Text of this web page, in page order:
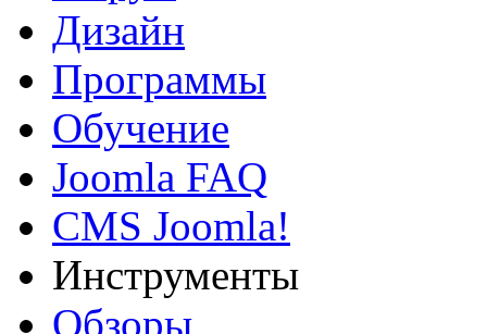
Дизайн
Программы
Обучение
Joomla FAQ
CMS Joomla!
Инструменты
Обзоры